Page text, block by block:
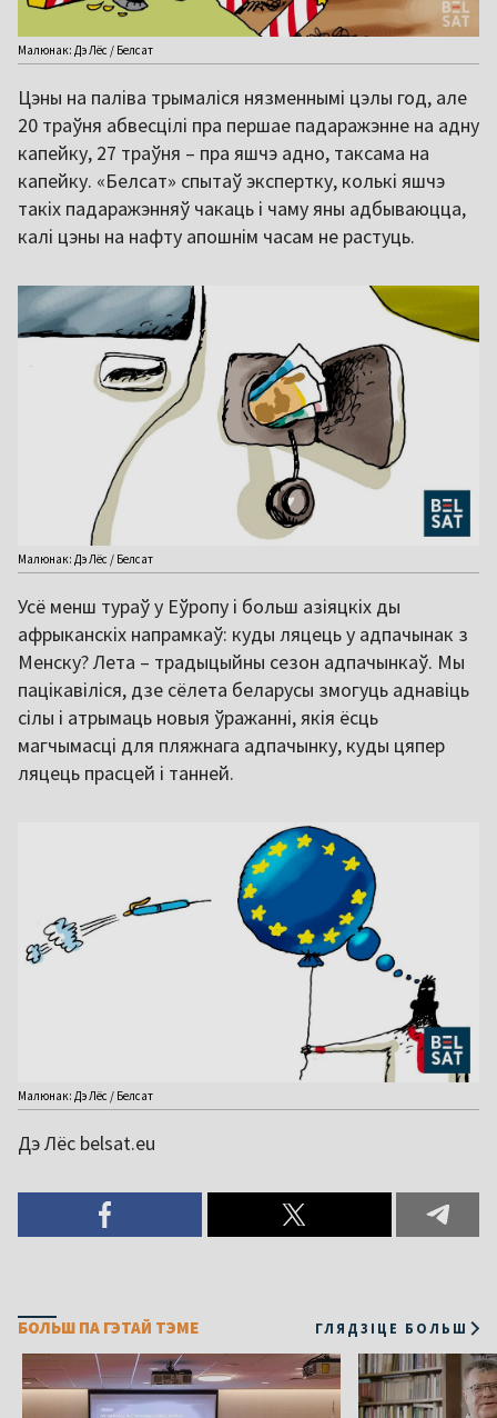
Малюнак: Дэ Лёс / Белсат
Цэны на паліва трымаліся нязменнымі цэлы год, але
20 траўня абвесцілі пра першае падаражэнне на адну
капейку, 27 траўня – пра яшчэ адно, таксама на
капейку. «Белсат» спытаў экспертку, колькі яшчэ
такіх падаражэнняў чакаць і чаму яны адбываюцца,
калі цэны на нафту апошнім часам не растуць.
Малюнак: Дэ Лёс / Белсат
Усё менш тураў у Еўропу і больш азіяцкіх ды
афрыканскіх напрамкаў: куды ляцець у адпачынак з
Менску? Лета – традыцыйны сезон адпачынкаў. Мы
пацікавіліся, дзе сёлета беларусы змогуць аднавіць
сілы і атрымаць новыя ўражанні, якія ёсць
магчымасці для пляжнага адпачынку, куды цяпер
ляцець прасцей і танней.
Малюнак: Дэ Лёс / Белсат
Дэ Лёс belsat.eu
БОЛЬШ ПА ГЭТАЙ ТЭМЕ ГЛЯДЗІЦЕ БОЛЬШ